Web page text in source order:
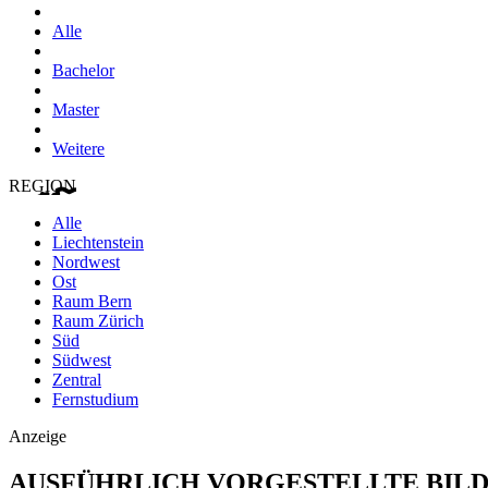
Alle
Bachelor
Master
Weitere
REGION
Alle
Liechtenstein
Nordwest
Ost
Raum Bern
Raum Zürich
Süd
Südwest
Zentral
Fernstudium
Anzeige
AUSFÜHRLICH VORGESTELLTE